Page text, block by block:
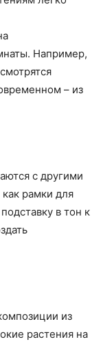
Например,
– из
с другими
рамки для
в тон к
из
растения на